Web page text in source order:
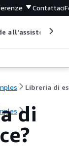
Contattaci
all'assistenza
di